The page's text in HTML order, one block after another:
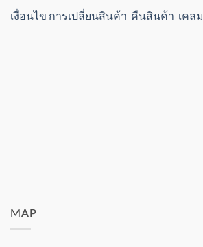
เงื่อนไข การเปลี่ยนสินค้า คืนสินค้า เค
MAP